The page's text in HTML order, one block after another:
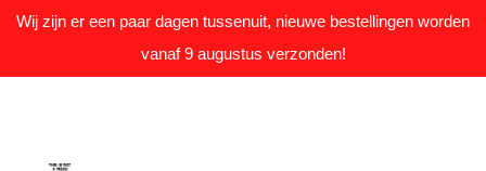
Wij zijn er een paar dagen tussenuit, nieuwe bestellingen worden
vanaf 9 augustus verzonden!